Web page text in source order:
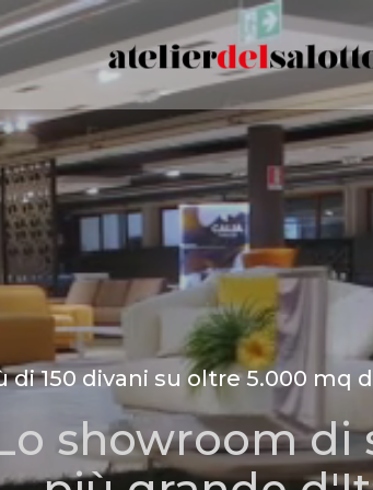
di 150 divani su oltre 5.000 mq
showroom di